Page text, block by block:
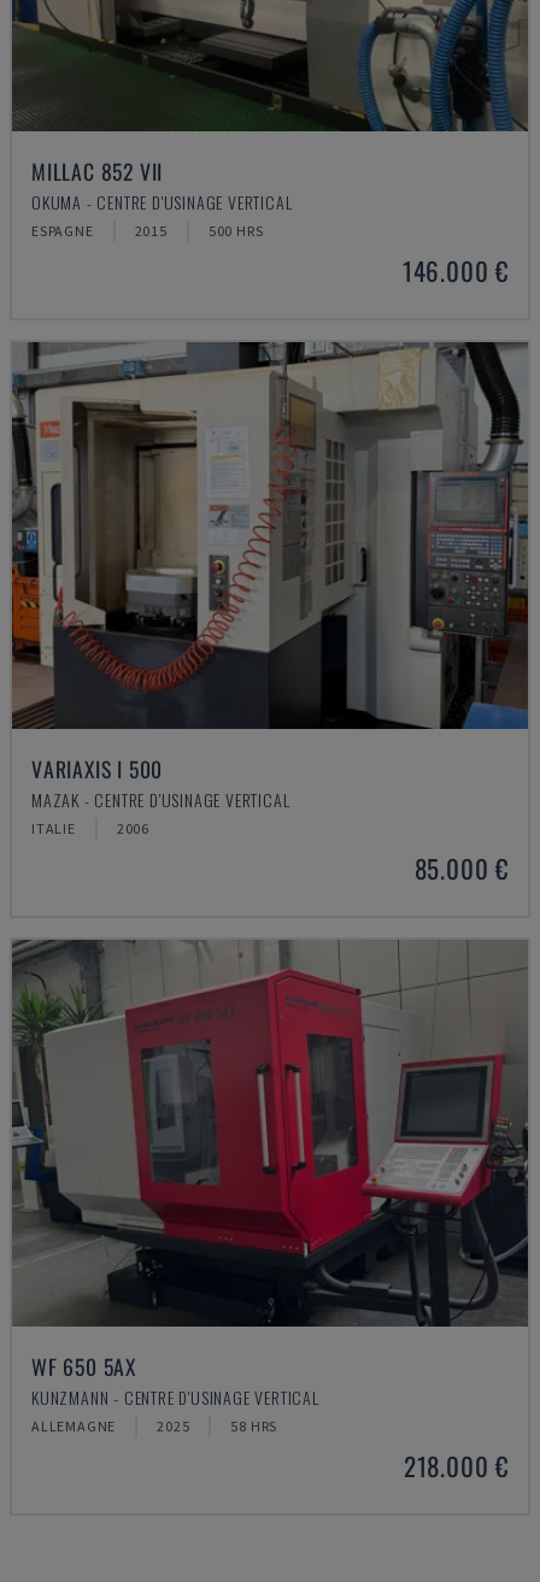
MILLAC 852 VII
OKUMA - CENTRE D'USINAGE VERTICAL
ESPAGNE 2015 500 HRS
146.000 €
VARIAXIS I 500
MAZAK - CENTRE D'USINAGE VERTICAL
ITALIE 2006
85.000 €
WF 650 5AX
KUNZMANN - CENTRE D'USINAGE VERTICAL
ALLEMAGNE 2025 58 HRS
218.000 €